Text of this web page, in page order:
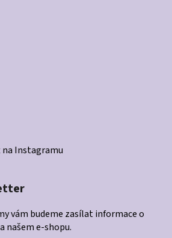
na Instagramu
vám budeme zasílat informace o
našem e-shopu.